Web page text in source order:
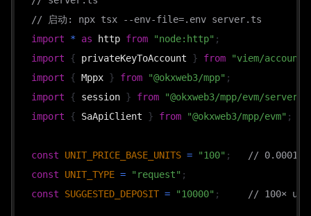
// 启动: npx tsx --env-file=.env server.ts
import
* as http from "node:http" ;
import
{ privateKeyToAccount } from
"viem/
import
{ Mppx } from "@okxweb3/mpp" ;
import
{ session } from "@okxweb3/mpp/evm/server"
import
{ SaApiClient } from "@okxweb3/mpp/evm" ;
const UNIT_PRICE_BASE_UNITS = "100" ;
// 0.0001
const
UNIT_TYPE = "request" ;
const
SUGGESTED_DEPOSIT = "10000" ; // 100×